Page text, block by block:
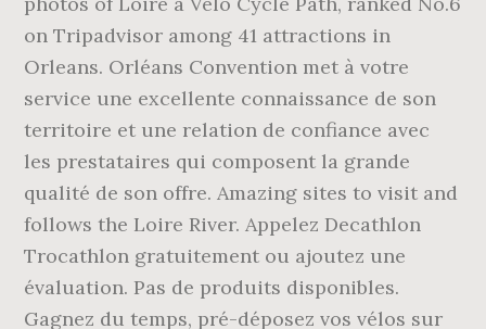
on Tripadvisor among 41 attractions in
Orleans. Orléans Convention met à votre
service une excellente connaissance de son
territoire et une relation de confiance avec
les prestataires qui composent la grande
qualité de son offre. Amazing sites to visit and
follows the Loire River. Appelez Decathlon
Trocathlon gratuitement ou ajoutez une
évaluation. Pas de produits disponibles.
Gagnez du temps, pré-déposez vos vélos sur